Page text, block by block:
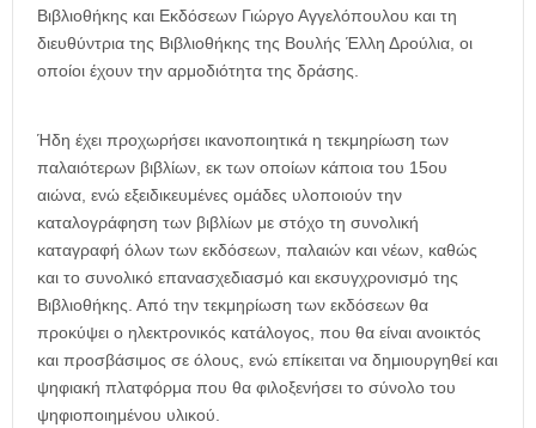
Βιβλιοθήκης και Εκδόσεων Γιώργο Αγγελόπουλου και τη
διευθύντρια της Βιβλιοθήκης της Βουλής Έλλη Δρούλια, οι
οποίοι έχουν την αρμοδιότητα της δράσης.
Ήδη έχει προχωρήσει ικανοποιητικά η τεκμηρίωση των
παλαιότερων βιβλίων, εκ των οποίων κάποια του 15ου
αιώνα, ενώ εξειδικευμένες ομάδες υλοποιούν την
καταλογράφηση των βιβλίων με στόχο τη συνολική
καταγραφή όλων των εκδόσεων, παλαιών και νέων, καθώς
και το συνολικό επανασχεδιασμό και εκσυγχρονισμό της
Βιβλιοθήκης. Από την τεκμηρίωση των εκδόσεων θα
προκύψει ο ηλεκτρονικός κατάλογος, που θα είναι ανοικτός
και προσβάσιμος σε όλους, ενώ επίκειται να δημιουργηθεί και
ψηφιακή πλατφόρμα που θα φιλοξενήσει το σύνολο του
ψηφιοποιημένου υλικού.